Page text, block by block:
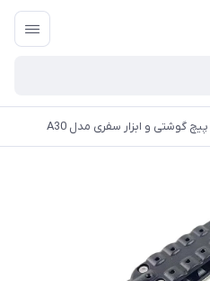
پیچ گوشتی و ابزار سفری مدل A30